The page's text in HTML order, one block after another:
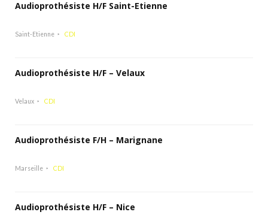
Audioprothésiste H/F Saint-Etienne
Saint-Etienne CDI
Audioprothésiste H/F – Velaux
Velaux CDI
Audioprothésiste F/H – Marignane
Marseille CDI
Audioprothésiste H/F – Nice